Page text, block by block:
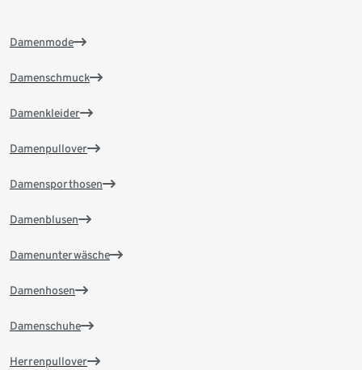
Damenmode
Damenschmuck
Damenkleider
Damenpullover
Damensporthosen
Damenblusen
Damenunterwäsche
Damenhosen
Damenschuhe
Herrenpullover